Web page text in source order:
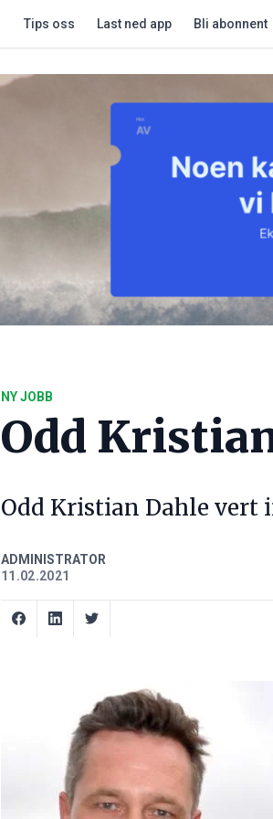
Tips oss Last ned app Bli abonnent
NY JOBB
Odd
Odd Kristian Dahle vert
ADMINISTRATOR
11.02.2021